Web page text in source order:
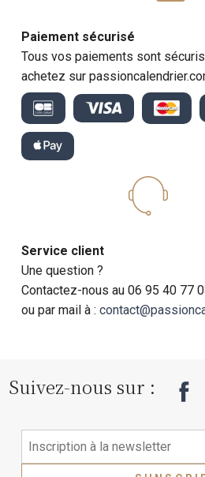
Paiement sécurisé
Tous vos paiements sont
achetez sur
Service client
Une question ?
Contactez-nous au 06 95 40 77
ou par mail à :
Suivez-nous sur :